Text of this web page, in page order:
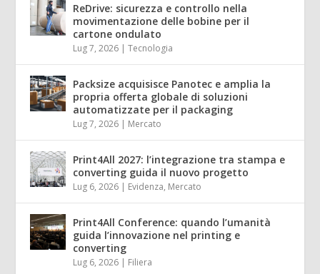
ReDrive: sicurezza e controllo nella
movimentazione delle bobine per il
cartone ondulato
Lug 7, 2026 |Tecnologia
Packsize acquisisce Panotec e amplia la
propria offerta globale di soluzioni
automatizzate per il packaging
Lug 7, 2026 | Mercato
Print4All 2027: l’integrazione tra stampa e
converting guida il nuovo progetto
Lug 6, 2026 | Evidenza, Mercato
Print4All Conference: quando l’umanità
guida l’innovazione nel printing e
converting
Lug 6, 2026 | Filiera